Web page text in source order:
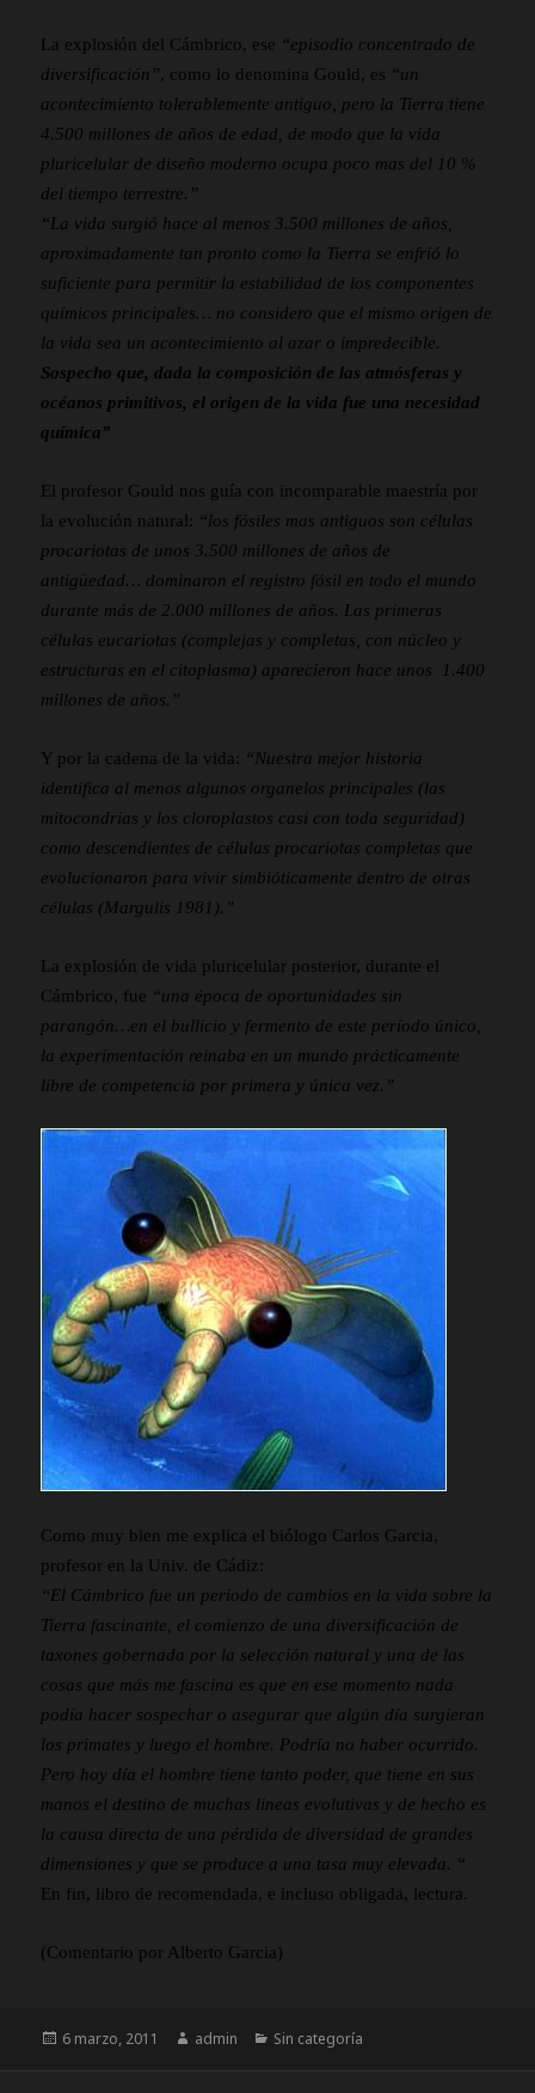
La explosión del Cámbrico, ese “episodio concentrado de
diversificación”, como lo denomina Gould, es “un
acontecimiento tolerablemente antiguo, pero la Tierra tiene
4.500 millones de años de edad, de modo que la vida
pluricelular de diseño moderno ocupa poco mas del 10 %
del tiempo terrestre.”
“La vida surgió hace al menos 3.500 millones de años,
aproximadamente tan pronto como la Tierra se enfrió lo
suficiente para permitir la estabilidad de los componentes
químicos principales… no considero que el mismo origen de
la vida sea un acontecimiento al azar o impredecible.
Sospecho que, dada la composición de las atmósferas y
océanos primitivos, el origen de la vida fue una necesidad
química”
El profesor Gould nos guía con incomparable maestría por
la evolución natural: “los fósiles mas antiguos son células
procariotas de unos 3.500 millones de años de
antigüedad… dominaron el registro fósil en todo el mundo
durante más de 2.000 millones de años. Las primeras
células eucariotas (complejas y completas, con núcleo y
estructuras en el citoplasma) aparecieron hace unos 1.400
millones de años.”
Y por la cadena de la vida: “Nuestra mejor historia
identifica al menos algunos organelos principales (las
mitocondrias y los cloroplastos casi con toda seguridad)
como descendientes de células procariotas completas que
evolucionaron para vivir simbióticamente dentro de otras
células (Margulis 1981).”
La explosión de vida pluricelular posterior, durante el
Cámbrico, fue “una época de oportunidades sin
parangón…en el bullicio y fermento de este período único,
la experimentación reinaba en un mundo prácticamente
libre de competencia por primera y única vez.”
Como muy bien me explica el biólogo Carlos Garcia,
profesor en la Univ. de Cádiz:
“El Cámbrico fue un periodo de cambios en la vida sobre la
Tierra fascinante, el comienzo de una diversificación de
taxones gobernada por la selección natural y una de las
cosas que más me fascina es que en ese momento nada
podía hacer sospechar o asegurar que algún día surgieran
los primates y luego el hombre. Podría no haber ocurrido.
Pero hoy día el hombre tiene tanto poder, que tiene en sus
manos el destino de muchas lineas evolutivas y de hecho es
la causa directa de una pérdida de diversidad de grandes
dimensiones y que se produce a una tasa muy elevada. “
En fin, libro de recomendada, e incluso obligada, lectura.
(Comentario por Alberto Garcia)
Publicado
6 marzo, 2011 Autor
admin Categorías
Sin categoría